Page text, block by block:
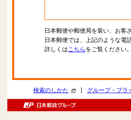
日本郵便や郵便局を装い、お客
日本郵便では、上記のような電
詳しくはこちら をご覧ください。
検索のしかた グループ・プラ